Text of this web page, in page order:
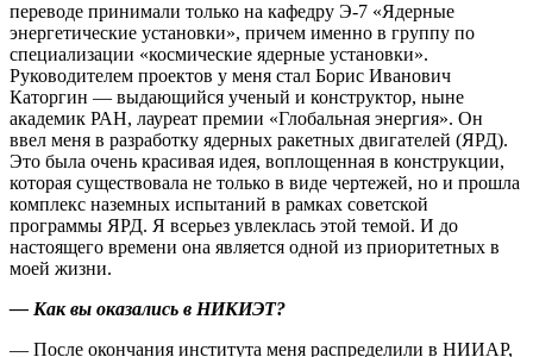
переводе принимали только на кафедру Э-7 «Ядерные
энергетические установки», причем именно в группу по
специализации «космические ядерные установки».
Руководителем проектов у меня стал Борис Иванович
Каторгин — выдающийся ученый и конструктор, ныне
академик РАН, лауреат премии «Глобальная энергия». Он
ввел меня в разработку ядерных ракетных двигателей (ЯРД).
Это была очень красивая идея, воплощенная в конструкции,
которая существовала не только в виде чертежей, но и прошла
комплекс наземных испытаний в рамках советской
программы ЯРД. Я всерьез увлеклась этой темой. И до
настоящего времени она является одной из приоритетных в
моей жизни.
— Как вы оказались в НИКИЭТ?
— После окончания института меня распределили в НИИАР,